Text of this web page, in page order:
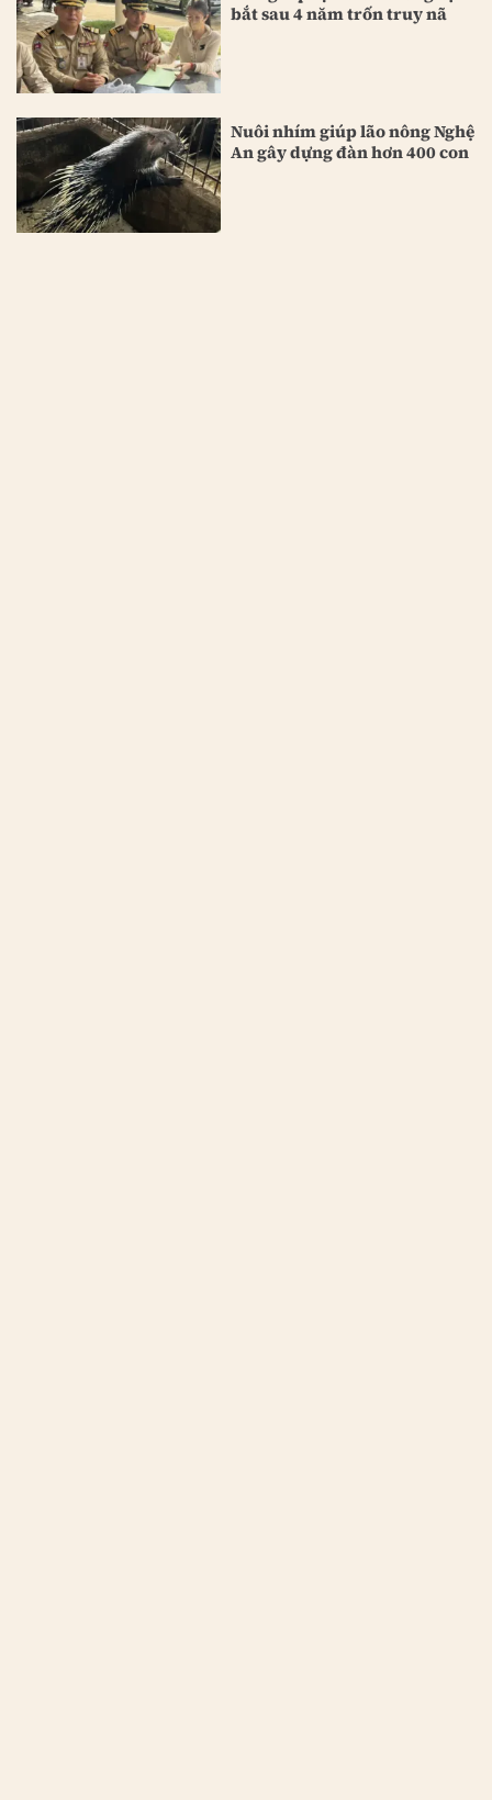
bắt sau 4 năm trốn truy nã
Nuôi nhím giúp lão nông Nghệ
An gây dựng đàn hơn 400 con